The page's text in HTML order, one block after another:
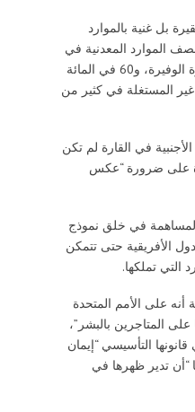
بل غنية بالموارد
الموارد المعدنية في
العالم، بما في ذلك التربة النادرة الوفيرة، و60 في المائة
المستغلة في كثير من
في القارة لم تكن
على ضرورة “عكس
في خلق نموذج
الأفريقية حتى تتمكن
التي تملكها.
أنه على الأمم المتحدة
المتاجرين بالبشر”،
التأسيسي “إيمان
“أن تدير ظهرها في